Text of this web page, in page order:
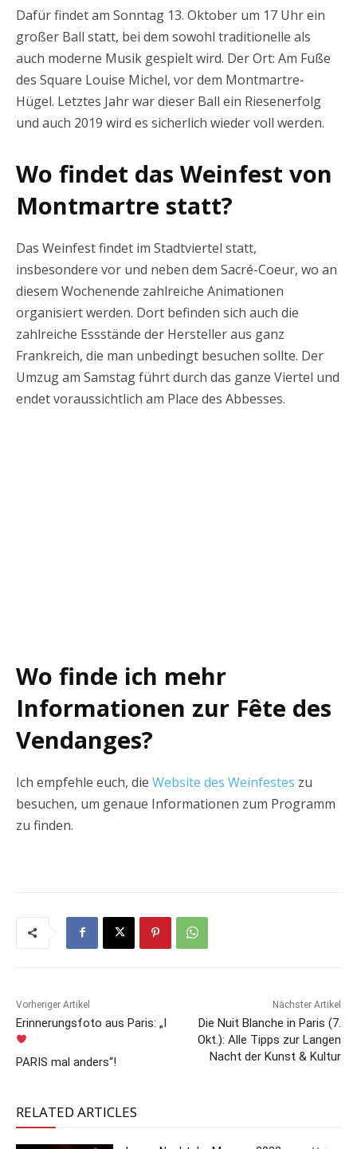
Dafür findet am Sonntag 13. Oktober um 17 Uhr ein
großer Ball statt, bei dem sowohl traditionelle als
auch moderne Musik gespielt wird. Der Ort: Am Fuße
des Square Louise Michel, vor dem Montmartre-
Hügel. Letztes Jahr war dieser Ball ein Riesenerfolg
und auch 2019 wird es sicherlich wieder voll werden.
Wo findet das Weinfest von
Montmartre statt?
Das Weinfest findet im Stadtviertel statt,
insbesondere vor und neben dem Sacré-Coeur, wo an
diesem Wochenende zahlreiche Animationen
organisiert werden. Dort befinden sich auch die
zahlreiche Essstände der Hersteller aus ganz
Frankreich, die man unbedingt besuchen sollte. Der
Umzug am Samstag führt durch das ganze Viertel und
endet voraussichtlich am Place des Abbesses.
Wo finde ich mehr
Informationen zur Fête des
Vendanges?
Ich empfehle euch, die Website des Weinfestes zu
besuchen, um genaue Informationen zum Programm
zu finden.
Vorheriger Artikel
Erinnerungsfoto aus Paris: „I
PARIS mal anders“!
Nächster Artikel
Die Nuit Blanche in Paris (7.
Okt.): Alle Tipps zur Langen
Nacht der Kunst & Kultur
RELATED ARTICLES